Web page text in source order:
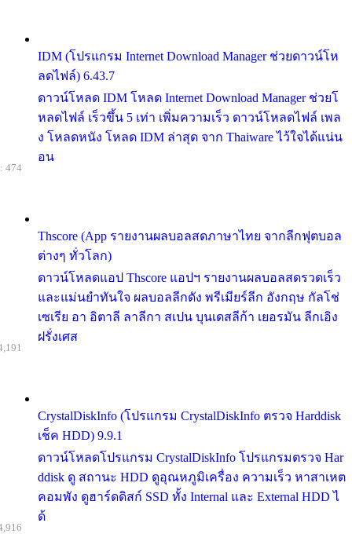
IDM (โปรแกรม Internet Download Manager ช่วยดาวน์โห
ลดไฟล์) 6.43.7
ดาวน์โหลด IDM โหลด Internet Download Manager ช่วยโ
หลดไฟล์ เร็วขึ้น 5 เท่า เพิ่มความเร็ว ดาวน์โหลดไฟล์ เพล
ง โหลดหนัง โหลด IDM ล่าสุด จาก Thaiware ไว้ใจได้แน่น
อน
Thscore (App รายงานผลบอลสดภาษาไทย จากลีกฟุตบอล
ต่างๆ ทั่วโลก)
ดาวน์โหลดแอป Thscore แอปฯ รายงานผลบอลสดรวดเร็ว
และแม่นยำทันใจ ผลบอลลีกดัง พรีเมียร์ลีก อังกฤษ กัลโช่
เซเรีย อา อิตาลี ลาลีกา สเปน บุนเดสลีก้า เยอรมัน ลีกเอิง
ฝรั่งเศส
474
CrystalDiskInfo (โปรแกรม CrystalDiskInfo ตรวจ Harddisk
เช็ค HDD) 9.9.1
ดาวน์โหลดโปรแกรม CrystalDiskInfo โปรแกรมตรวจ Har
ddisk ดู สถานะ HDD ดูอุณหภูมิเครื่อง ความเร็ว หาสาเหต
คอมพัง ดูฮาร์ดดิสก์ SSD ทั้ง Internal และ External HDD ไ
ด้